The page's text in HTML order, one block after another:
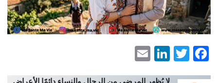
Facebook
Twitter
LinkedIn
لا يُظهر المرضى من الرجال والنساء دائمًا الأعراض